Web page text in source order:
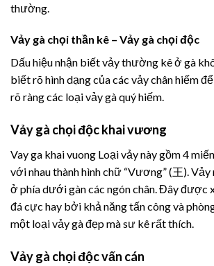
thường.
Vảy gà chọi thần kê – Vảy gà chọi độc
Dấu hiệu nhận biết vảy thường kê ở gà
biết rõ hình dạng của các vảy chân hiếm
rõ ràng các loại vảy gà quý hiếm.
Vảy gà chọi độc khai vương
Vay ga khai vuong Loại vảy này gồm 4
với nhau thành hình chữ “Vương” (王).
ở phía dưới gàn các ngón chân. Đây được
đá cực hay bởi khả năng tấn công và
một loại vảy gà đẹp mà sư kê rất thích.
Vảy gà chọi độc vấn cán